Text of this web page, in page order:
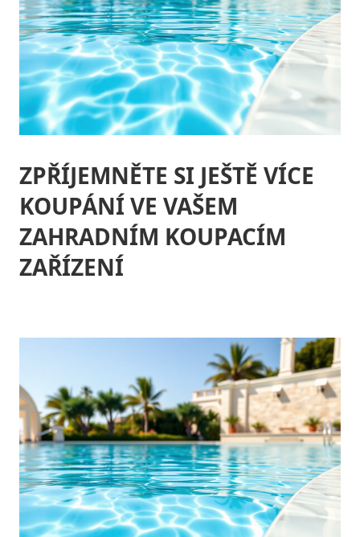
ZPŘÍJEMNĚTE SI JEŠTĚ VÍCE
KOUPÁNÍ VE VAŠEM
ZAHRADNÍM KOUPACÍM
ZAŘÍZENÍ